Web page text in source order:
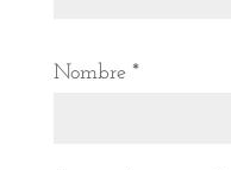
Nombre *